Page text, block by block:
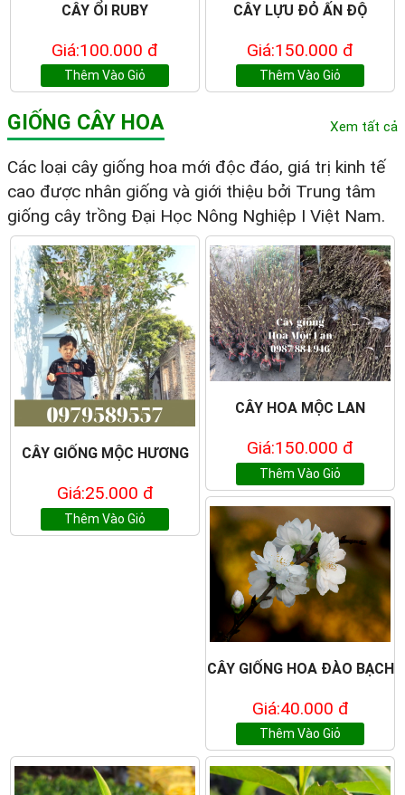
CÂY ỔI RUBY
Giá:100.000 đ
Thêm Vào Giỏ
CÂY LỰU ĐỎ ẤN ĐỘ
Giá:150.000 đ
Thêm Vào Giỏ
GIỐNG CÂY HOA Xem tất cả
Các loại cây giống hoa mới độc đáo, giá trị kinh tế
cao được nhân giống và giới thiệu bởi Trung tâm
giống cây trồng Đại Học Nông Nghiệp I Việt Nam.
CÂY GIỐNG MỘC HƯƠNG
Giá:25.000 đ
Thêm Vào Giỏ
CÂY HOA MỘC LAN
Giá:150.000 đ
Thêm Vào Giỏ
CÂY GIỐNG HOA ĐÀO BẠCH
Giá:40.000 đ
Thêm Vào Giỏ